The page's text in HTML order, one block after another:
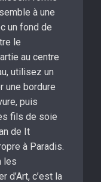
à une
un fond de
le
au centre
utilisez un
une bordure
puis
fils de soie
de It
à Paradis.
les
c’est la